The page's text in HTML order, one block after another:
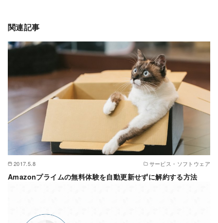
関連記事
2017.5.8 サービス・ソフトウェア
Amazonプライムの無料体験を自動更新せずに解約する方法